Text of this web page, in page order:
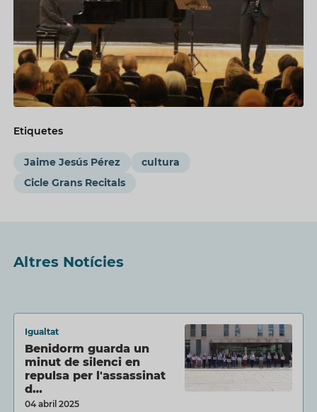
Etiquetes
Jaime Jesús Pérez
cultura
Cicle Grans Recitals
Altres Notícies
Igualtat
Benidorm guarda un
minut de silenci en
repulsa per l'assassinat
d…
04 abril 2025